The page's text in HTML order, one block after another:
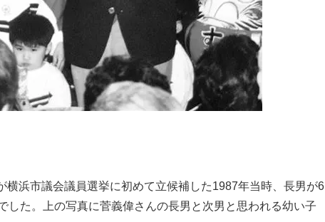
横浜市議会議員選挙に初めて立候補した1987年当時、長男が6
した。上の写真に菅義偉さんの長男と次男と思われる幼い子